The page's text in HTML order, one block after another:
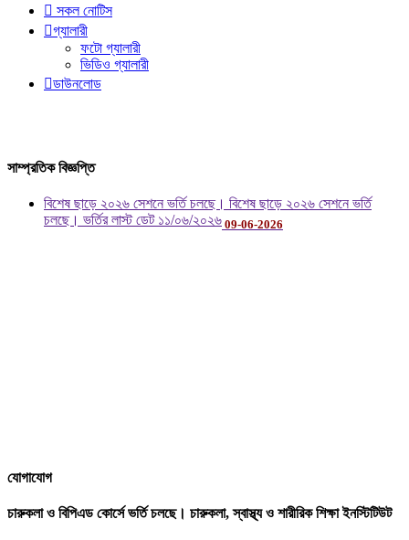
 সকল নোটিস
গ্যালারী
ফটো গ্যালারী
ভিডিও গ্যালারী
ডাউনলোড
সাম্প্রতিক বিজ্ঞপ্তি
বিশেষ ছাড়ে ২০২৬ সেশনে ভর্তি চলছে। বিশেষ ছাড়ে ২০২৬ সেশনে ভর্তি
চলছে। ভর্তির লাস্ট ডেট ১১/০৬/২০২৬ 09-06-2026
যোগাযোগ
চারুকলা ও বিপিএড কোর্সে ভর্তি চলছে। চারুকলা, স্বাস্থ্য ও শারীরিক শিক্ষা ইনস্টিটিউট